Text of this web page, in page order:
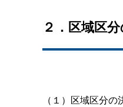
２．区域区
（１）区域区分